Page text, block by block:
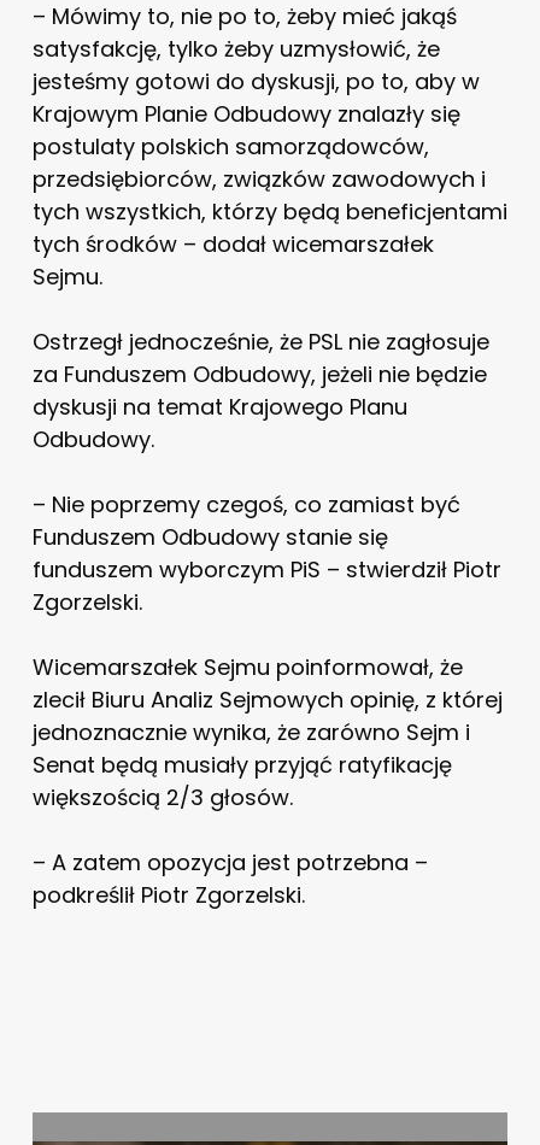
– Mówimy to, nie po to, żeby mieć jakąś
satysfakcję, tylko żeby uzmysłowić, że
jesteśmy gotowi do dyskusji, po to, aby w
Krajowym Planie Odbudowy znalazły się
postulaty polskich samorządowców,
przedsiębiorców, związków zawodowych i
tych wszystkich, którzy będą beneficjentami
tych środków – dodał wicemarszałek
Sejmu.
Ostrzegł jednocześnie, że PSL nie zagłosuje
za Funduszem Odbudowy, jeżeli nie będzie
dyskusji na temat Krajowego Planu
Odbudowy.
– Nie poprzemy czegoś, co zamiast być
Funduszem Odbudowy stanie się
funduszem wyborczym PiS – stwierdził Piotr
Zgorzelski.
Wicemarszałek Sejmu poinformował, że
zlecił Biuru Analiz Sejmowych opinię, z której
jednoznacznie wynika, że zarówno Sejm i
Senat będą musiały przyjąć ratyfikację
większością 2/3 głosów.
– A zatem opozycja jest potrzebna –
podkreślił Piotr Zgorzelski.